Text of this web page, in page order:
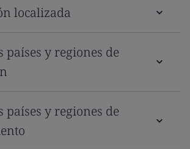
localizada
países y regiones de
países y regiones de